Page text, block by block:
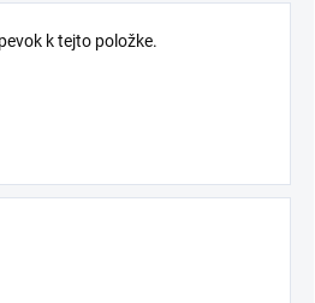
k tejto položke.